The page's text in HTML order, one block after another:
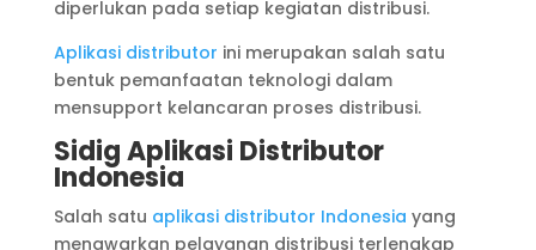
diperlukan pada setiap kegiatan distribusi.
Aplikasi distributor ini merupakan salah satu
bentuk pemanfaatan teknologi dalam
mensupport kelancaran proses distribusi.
Sidig Aplikasi Distributor
Indonesia
Salah satu aplikasi distributor Indonesia yang
menawarkan pelayanan distribusi terlengkap